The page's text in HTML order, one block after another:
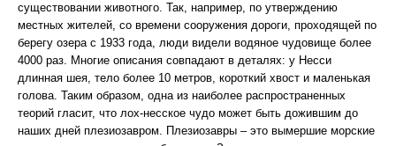
существовании животного. Так, например, по утверждению
местных жителей, со времени сооружения дороги, проходящей по
берегу озера с 1933 года, люди видели водяное чудовище более
4000 раз. Многие описания совпадают в деталях: у Несси
длинная шея, тело более 10 метров, короткий хвост и маленькая
голова. Таким образом, одна из наиболее распространенных
теорий гласит, что лох-несское чудо может быть дожившим до
наших дней плезиозавром. Плезиозавры – это вымершие морские